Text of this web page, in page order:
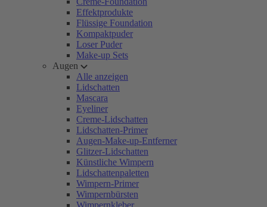
Effektprodukte
Flüssige Foundation
Kompaktpuder
Loser Puder
Make-up Sets
Augen
Alle anzeigen
Lidschatten
Mascara
Eyeliner
Creme-Lidschatten
Lidschatten-Primer
Augen-Make-up-Entferner
Glitzer-Lidschatten
Künstliche Wimpern
Lidschattenpaletten
Wimpern-Primer
Wimpernbürsten
Wimpernkleber